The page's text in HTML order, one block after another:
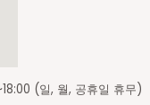
(일, 월, 공휴일 휴무)